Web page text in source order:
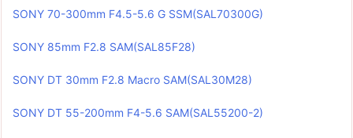
SONY 70-300mm F4.5-5.6 G SSM(SAL70300G)
SONY 85mm F2.8 SAM(SAL85F28)
SONY DT 30mm F2.8 Macro SAM(SAL30M28)
SONY DT 55-200mm F4-5.6 SAM(SAL55200-2)